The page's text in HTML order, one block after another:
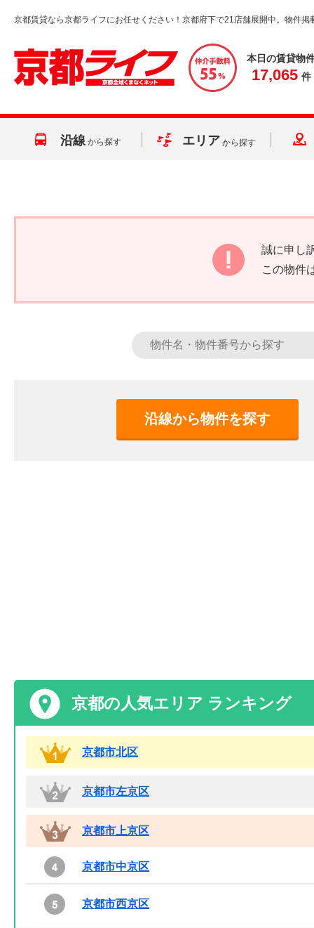
京都賃貸なら京都ライフにお任せください！京都府下で21店舗展開中。物件掲
本日の賃貸物
17,065 件
沿線 から探す エリア から探す
誠に申し
この物件
沿線から物件を探す
京都の人気エリア ランキング
京都市北区
京都市左京区
京都市上京区
京都市中京区
京都市西京区